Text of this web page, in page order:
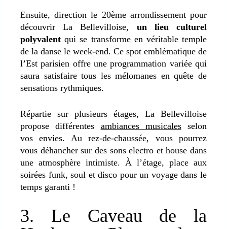
Ensuite, direction le 20ème arrondissement pour
découvrir La Bellevilloise,
un lieu culturel
polyvalentqui se transforme en véritable temple
de la danse le week-end. Ce spot emblématique de
l’Est parisien offre une programmation variée qui
saura satisfaire tous les mélomanes en quête de
sensations rythmiques.
Répartie sur plusieurs étages, La Bellevilloise
propose différentes ambiances musicalesselon
vos envies. Au rez-de-chaussée, vous pourrez
vous déhancher sur des sons electro et house dans
une atmosphère intimiste. À l’étage, place aux
soirées funk, soul et disco pour un voyage dans le
temps garanti !
3. Le Caveau de la